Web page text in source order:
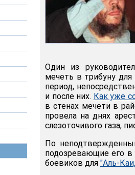
Один из
мечеть в трибуну для
период,
и после них. Как уже
в стенах мечети в
провела на днях
слезоточивого газа,
По
подозревающие его в
боевиков для "Аль-